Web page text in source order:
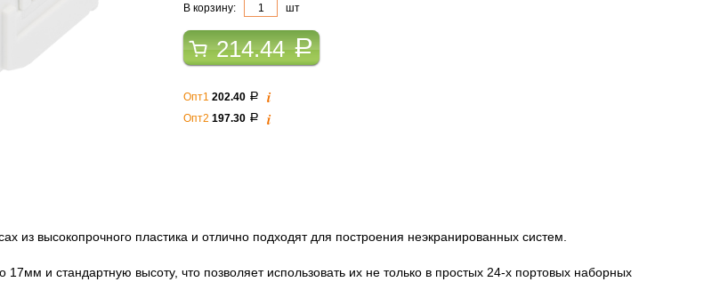
В корзину: шт
214.44a
Опт1 202.40 a i
Опт2 197.30 a i
из высокопрочного пластика и отлично подходят для построения неэкранированных систем.
и стандартную высоту, что позволяет использовать их не только в простых 24-х портовых наборных